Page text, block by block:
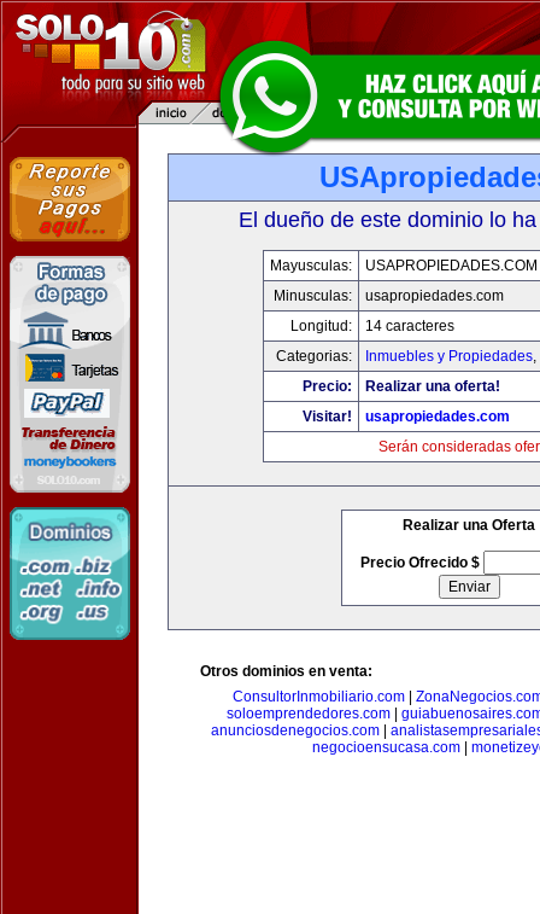
El dueño de este dominio lo
Mayusculas:
USAPROPIEDADES.COM
Minusculas:
usapropiedades.com
Longitud:
14 caracteres
Categorias:
Inmuebles y Propiedades,
Precio:
Realizar una oferta!
Visitar!
usapropiedades.com
Serán consideradas
Realizar una Oferta
Precio Ofrecido $
Otros dominios en venta:
ConsultorInmobiliario.com|
soloemprendedores.com|
anunciosdenegocios.com|
negocioensucasa.com|